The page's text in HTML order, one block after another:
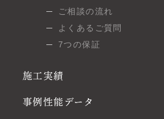
ご相談の流れ
よくあるご質問
7つの保証
施工実績
事例性能データ